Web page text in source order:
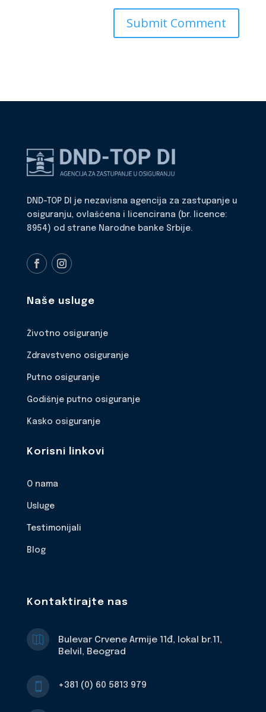
DND-TOP DI je nezavisna agencija za zastupanje u
osiguranju, ovlašćena i licencirana (br. licence:
8954) od strane Narodne banke Srbije.
Naše usluge
Životno osiguranje
Zdravstveno osiguranje
Putno osiguranje
Godišnje putno osiguranje
Kasko osiguranje
Korisni linkovi
O nama
Usluge
Testimonijali
Blog
Kontaktirajte nas

Bulevar Crvene Armije 11đ, lokal br.11,
Belvil, Beograd
 +381 (0) 60 5813 979